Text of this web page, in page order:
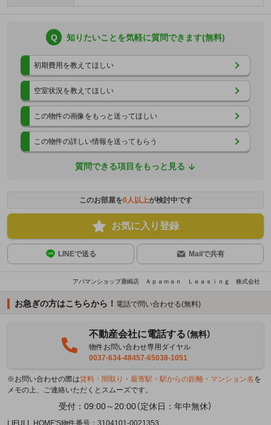
Q 知りたいことを気軽に質問できます(無料)
初期費用を教えてほしい
空室状況を教えてほしい
この物件の画像をもっと送ってほしい
この物件の詳しい情報を送ってもらう
質問できる項目をもっと見る
このお部屋を0人以上が検討中です
お気に入り登録
LINEで送る Mailで共有
アパマンショップ鹿嶋店 Ａｐａｍａｎ Ｌｅａｓｉｎｇ 株式会社
お急ぎの方はこちらから！ 電話で問い合わせる(無料)
不動産会社に電話する（無料）
物件お問い合わせ専用ダイヤル
0037-634-48457-65038-1051
※お問い合わせの際は賃料・間取り・最寄駅・駅からの距離・マンション名 を
メモの上、ご連絡いただくとスムーズです。
受付：09:00～20:00（定休日：年中無休）
LIFULL HOME'S物件番号：3104101-0021353